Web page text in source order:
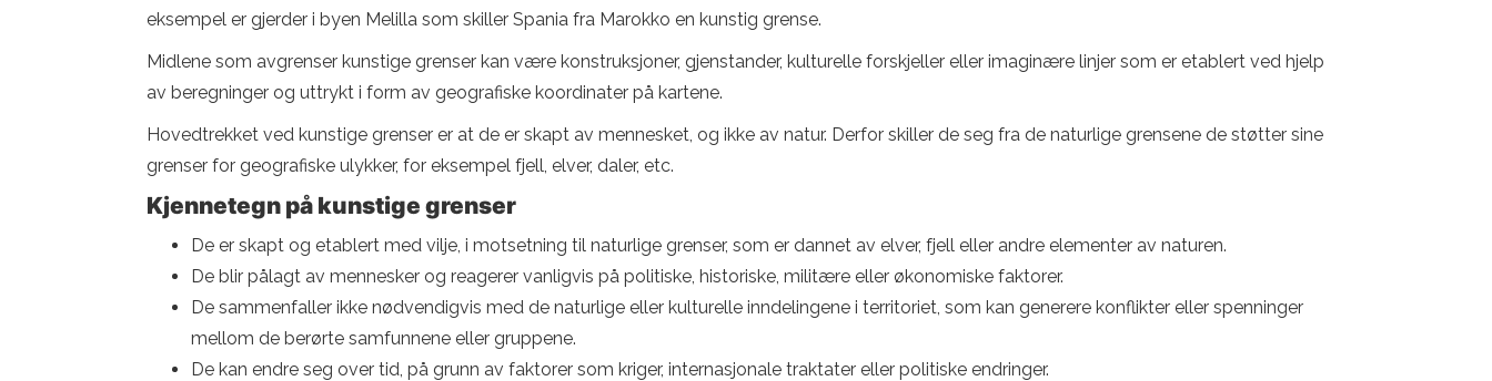
eksempel er gjerder i byen Melilla som skiller Spania fra Marokko en kunstig grense.
Midlene som avgrenser kunstige grenser kan være konstruksjoner, gjenstander, kulturelle forskjeller eller imaginære linjer som er etablert ved hjelp
av beregninger og uttrykt i form av geografiske koordinater på kartene.
Hovedtrekket ved kunstige grenser er at de er skapt av mennesket, og ikke av natur. Derfor skiller de seg fra de naturlige grensene de støtter sine
grenser for geografiske ulykker, for eksempel fjell, elver, daler, etc.
Kjennetegn på kunstige grenser
De er skapt og etablert med vilje, i motsetning til naturlige grenser, som er dannet av elver, fjell eller andre elementer av naturen.
De blir pålagt av mennesker og reagerer vanligvis på politiske, historiske, militære eller økonomiske faktorer.
De sammenfaller ikke nødvendigvis med de naturlige eller kulturelle inndelingene i territoriet, som kan generere konflikter eller spenninger
mellom de berørte samfunnene eller gruppene.
De kan endre seg over tid, på grunn av faktorer som kriger, internasjonale traktater eller politiske endringer.